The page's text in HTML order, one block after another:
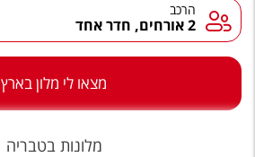
הרגע האחרון
הרכב הרכב
2 אורחים, חדר אחד
מצאו לי מלון בארץ
מלונות בטבריה